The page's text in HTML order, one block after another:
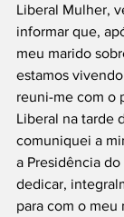
Liberal Mulher,
informar que,
meu marido
estamos
reuni-me com o
Liberal na tarde
comuniquei a
a Presidência
dedicar,
para com o meu